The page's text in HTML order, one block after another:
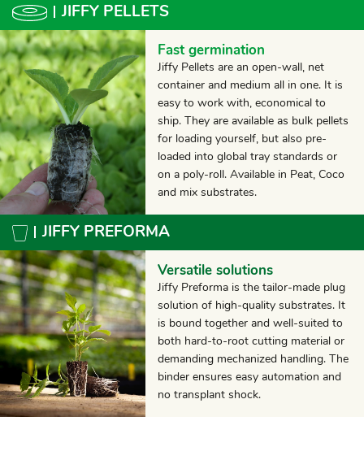
JIFFY PELLETS
Fast germination
Jiffy Pellets are an open-wall, net
container and medium all in one. It is
easy to work with, economical to
ship. They are available as bulk pellets
for loading yourself, but also pre-
loaded into global tray standards or
on a poly-roll. Available in Peat, Coco
and mix substrates.
JIFFY PREFORMA
Versatile solutions
Jiffy Preforma is the tailor-made plug
solution of high-quality substrates. It
is bound together and well-suited to
both hard-to-root cutting material or
demanding mechanized handling. The
binder ensures easy automation and
no transplant shock.